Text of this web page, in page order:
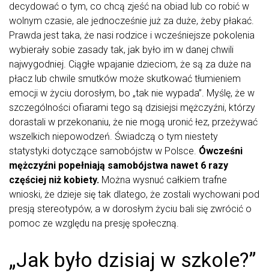
decydować o tym, co chcą zjeść na obiad lub co robić w
wolnym czasie, ale jednocześnie już za duże, żeby płakać.
Prawda jest taka, że nasi rodzice i wcześniejsze pokolenia
wybierały sobie zasady tak, jak było im w danej chwili
najwygodniej. Ciągłe wpajanie dzieciom, że są za duże na
płacz lub chwile smutków może skutkować tłumieniem
emocji w życiu dorosłym, bo „tak nie wypada”. Myślę, że w
szczególności ofiarami tego są dzisiejsi mężczyźni, którzy
dorastali w przekonaniu, że nie mogą uronić łez, przeżywać
wszelkich niepowodzeń. Świadczą o tym niestety
statystyki dotyczące samobójstw w Polsce. Ówcześni
mężczyźni popełniają samobójstwa nawet 6 razy
częściej niż kobiety. Można wysnuć całkiem trafne
wnioski, że dzieje się tak dlatego, że zostali wychowani pod
presją stereotypów, a w dorosłym życiu bali się zwrócić o
pomoc ze względu na presję społeczną.
„Jak było dzisiaj w szkole?”